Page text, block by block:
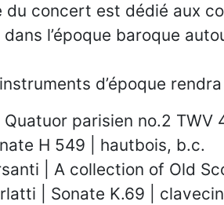
du concert est dédié aux
l’époque baroque
d’époque
Quatuor parisien no.2
H 549 | hautbois, b.c.
| A collection of Old
| Sonate K.69 | clavecin